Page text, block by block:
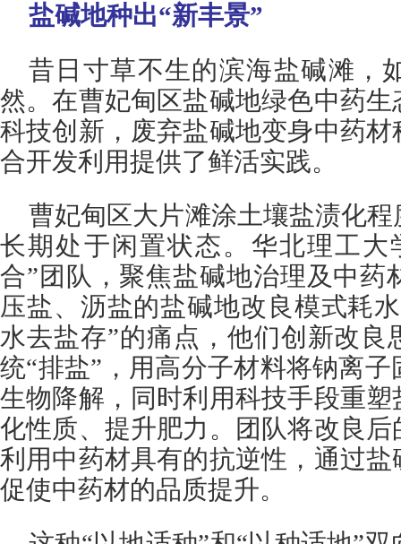
盐碱地种出“新丰景”
昔日寸草不生的滨海盐碱滩，
然。在曹妃甸区盐碱地绿色中药
科技创新，废弃盐碱地变身中药
合开发利用提供了鲜活实践。
曹妃甸区大片滩涂土壤盐渍化
长期处于闲置状态。华北理工大
合”团队，聚焦盐碱地治理及中药
压盐、沥盐的盐碱地改良模式耗
水去盐存”的痛点，他们创新改良
统“排盐”，用高分子材料将钠离
生物降解，同时利用科技手段重
化性质、提升肥力。团队将改良
利用中药材具有的抗逆性，通过
促使中药材的品质提升。